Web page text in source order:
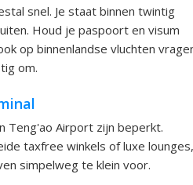
snel. Je staat binnen twintig
Houd je paspoort en visum
op binnenlandse vluchten
om.
Teng'ao Airport zijn beperkt.
taxfree winkels of luxe lounges,
simpelweg te klein voor.